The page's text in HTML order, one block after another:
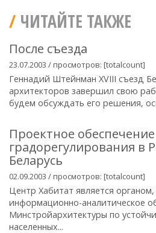
ЧИТАЙТЕ ТАКЖЕ
После съезда
23.07.2003 / просмотров: [totalcount]
Геннадий Штейнман XVIII съезд
архитекторов завершил свою
будем обсуждать его решения,
Проектное обеспечение
градорегулирования в
Беларусь
02.09.2003 / просмотров: [totalcount]
Центр Хабитат является
информационно-аналитическое
Минстройархитектуры по
населенных...